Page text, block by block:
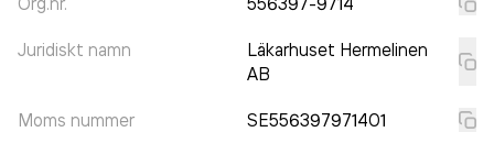
Juridiskt namn
Läkarhuset Hermelinen
AB
Moms nummer SE556397971401